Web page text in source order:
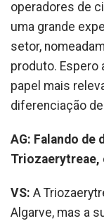
operadores de
uma grande
setor,
produto. Espero
papel mais
diferenciação
AG: Falando de
Triozaerytreae,
VS: A
Algarve, mas a